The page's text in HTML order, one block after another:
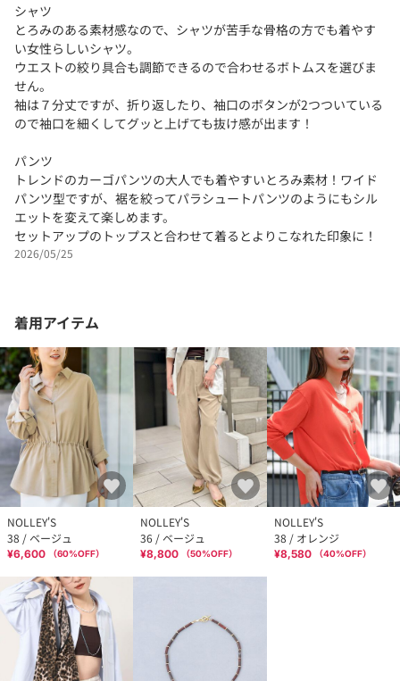
シャツ
とろみのある素材感なので、シャツが苦手な骨格の方でも着やす
い女性らしいシャツ。
ウエストの絞り具合も調節できるので合わせるボトムスを選びま
せん。
袖は７分丈ですが、折り返したり、袖口のボタンが2つついている
ので袖口を細くしてグッと上げても抜け感が出ます！
パンツ
トレンドのカーゴパンツの大人でも着やすいとろみ素材！ワイド
パンツ型ですが、裾を絞ってパラシュートパンツのようにもシル
エットを変えて楽しめます。
セットアップのトップスと合わせて着るとよりこなれた印象に！
2026/05/25
着用アイテム
NOLLEY'S
38 / ベージュ
¥6,600 （60%OFF）
NOLLEY'S
36 / ベージュ
¥8,800 （50%OFF）
NOLLEY'S
38 / オレンジ
¥8,580 （40%OFF）